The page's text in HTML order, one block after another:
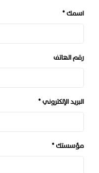
اسمك
رقم الهاتف
البريد الإلكتروني
مؤسستك